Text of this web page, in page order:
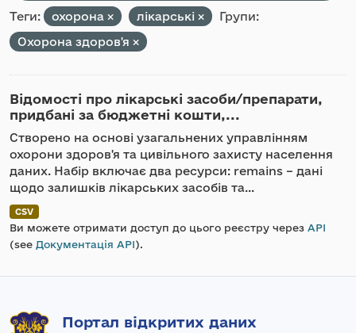
Теги:
охорона лікарські
Групи:
Охорона здоров'я
Відомості про лікарські засоби/препарати,
придбані за бюджетні кошти,...
Створено на основі узагальнених управлінням
охорони здоров'я та цивільного захисту населення
даних. Набір включає два ресурси: remains – дані
щодо залишків лікарських засобів та...
CSV
Ви можете отримати доступ до цього реєстру через API
(see Документація API).
Портал відкритих даних